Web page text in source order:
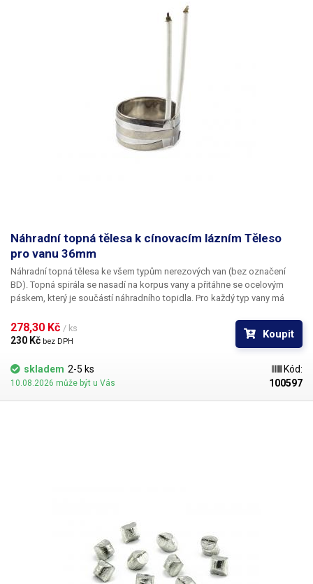
Náhradní topná tělesa k cínovacím lázním Těleso
pro vanu 36mm
Náhradní topná tělesa ke všem typům nerezových van (bez označení
BD). Topná spirála se nasadí na korpus vany a přitáhne se ocelovým
páskem, který je součástí náhradního topidla. Pro každý typ vany má
278,30 Kč / ks
230 Kč bez DPH
Koupit
skladem 2-5 ks
10.08.2026 může být u Vás
Kód:
100597